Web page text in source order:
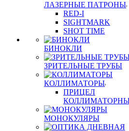
ЛАЗЕРНЫЕ ПАТРОНЫ
RED-I
SIGHTMARK
SHOT TIME
БИНОКЛИ
ЗРИТЕЛЬНЫЕ ТРУБЫ
КОЛЛИМАТОРЫ
ПРИЦЕЛ
МОНОКУЛЯРЫ